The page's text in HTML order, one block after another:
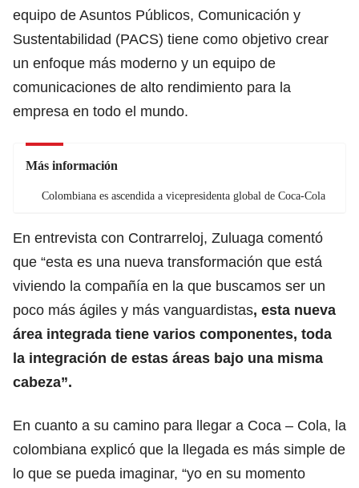
equipo de Asuntos Públicos, Comunicación y
Sustentabilidad (PACS) tiene como objetivo crear
un enfoque más moderno y un equipo de
comunicaciones de alto rendimiento para la
empresa en todo el mundo.
Más información
Colombiana es ascendida a vicepresidenta global de Coca-Cola
En entrevista con Contrarreloj, Zuluaga comentó
que “esta es una nueva transformación que está
viviendo la compañía en la que buscamos ser un
poco más ágiles y más vanguardistas, esta nueva
área integrada tiene varios componentes, toda
la integración de estas áreas bajo una misma
cabeza”.
En cuanto a su camino para llegar a Coca – Cola, la
colombiana explicó que la llegada es más simple de
lo que se pueda imaginar, “yo en su momento